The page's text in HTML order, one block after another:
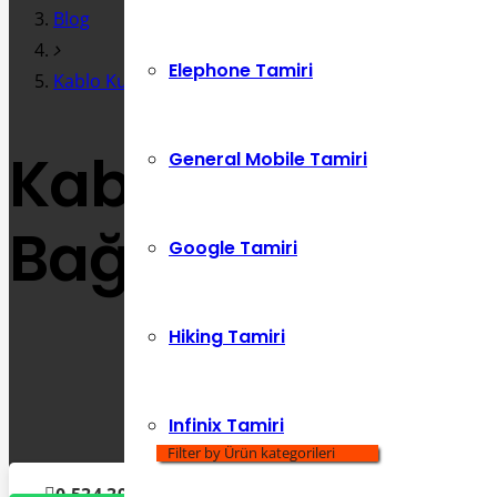
Elephone Tamiri
General Mobile Tamiri
Google Tamiri
Hiking Tamiri
Infinix Tamiri
Blog
Kablo Kullanmadan Televizyona Nasıl Bağlanırım
Kablo
Bağlanırım
Filter by Ürün kategorileri